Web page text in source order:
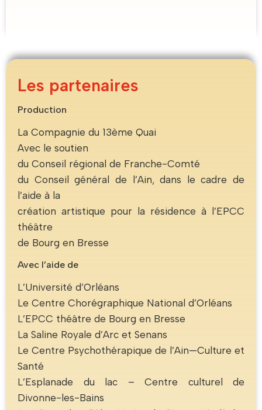
Les partenaires
Production
La Compagnie du 13ème Quai
Avec le soutien
du Conseil régional de Franche-Comté
du Conseil général de l’Ain, dans le cadre de
l’aide à la
création artistique pour la résidence à l’EPCC
théâtre
de Bourg en Bresse
Avec l’aide de
L’Université d’Orléans
Le Centre Chorégraphique National d’Orléans
L’EPCC théâtre de Bourg en Bresse
La Saline Royale d’Arc et Senans
Le Centre Psychothérapique de l’Ain—Culture et
Santé
L’Esplanade du lac – Centre culturel de
Divonne-les-Bains